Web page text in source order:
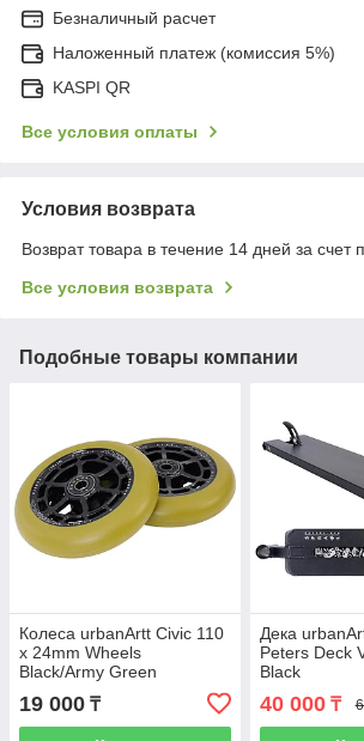
Безналичный расчет
Наложенный платеж (комиссия 5%)
KASPI QR
Все условия оплаты
Условия возврата
Возврат товара в течение 14 дней за счет
Все условия возврата
Подобные товары компании
Колеса urbanArtt Civic 110
x 24mm Wheels
Black/Army Green
19 000 ₸
Дека
Peters Deck
Black
40 000₸